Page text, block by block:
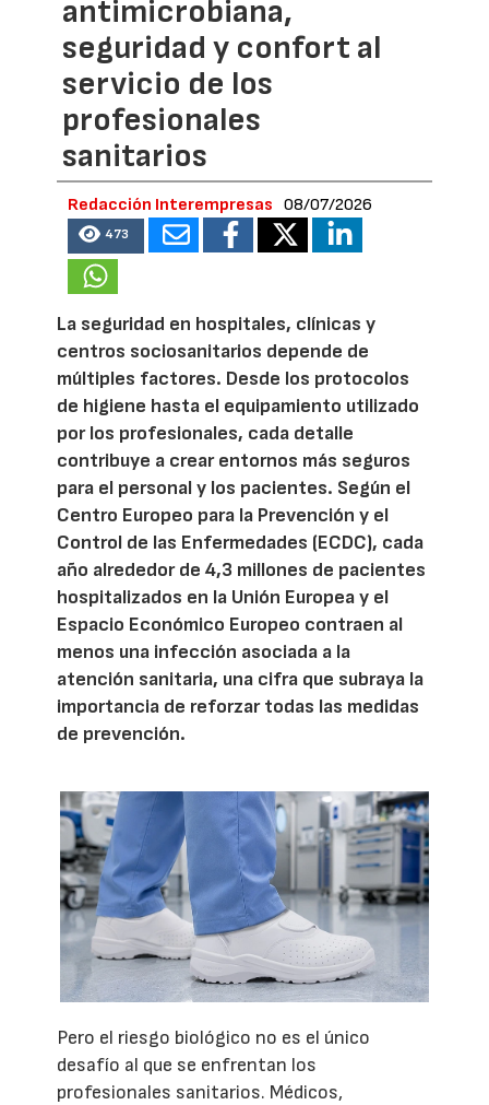
antimicrobiana,
seguridad y confort al
servicio de los
profesionales
sanitarios
Redacción Interempresas 08/07/2026
473
La seguridad en hospitales, clínicas y
centros sociosanitarios depende de
múltiples factores. Desde los protocolos
de higiene hasta el equipamiento utilizado
por los profesionales, cada detalle
contribuye a crear entornos más seguros
para el personal y los pacientes. Según el
Centro Europeo para la Prevención y el
Control de las Enfermedades (ECDC), cada
año alrededor de 4,3 millones de pacientes
hospitalizados en la Unión Europea y el
Espacio Económico Europeo contraen al
menos una infección asociada a la
atención sanitaria, una cifra que subraya la
importancia de reforzar todas las medidas
de prevención.
Pero el riesgo biológico no es el único
desafío al que se enfrentan los
profesionales sanitarios. Médicos,